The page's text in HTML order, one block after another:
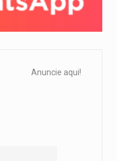
Anuncie aqui!